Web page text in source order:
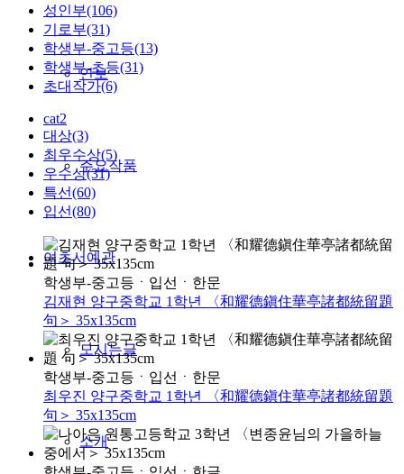
연보
주요작품
여초서예관
모시는글
소개
성인부(106)
기로부(31)
학생부-중고등(13)
학생부-초등(31)
초대작가(6)
cat2
대상(3)
최우수상(5)
우수상(31)
특선(60)
입선(80)
학생부-중고등 ㆍ 입선 ㆍ 한문
김재현 양구중학교 1학년 〈和耀德鎭住華亭諸都統留題
句＞ 35x135cm
학생부-중고등 ㆍ 입선 ㆍ 한문
최우진 양구중학교 1학년 〈和耀德鎭住華亭諸都統留題
句＞ 35x135cm